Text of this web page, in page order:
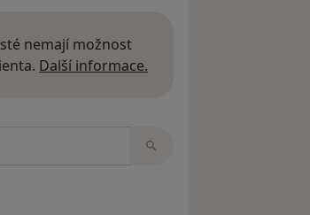
nemají možnost
Další informace.